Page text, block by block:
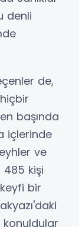
denli
de,
başında
içlerinde
ve
485 kişi
bir